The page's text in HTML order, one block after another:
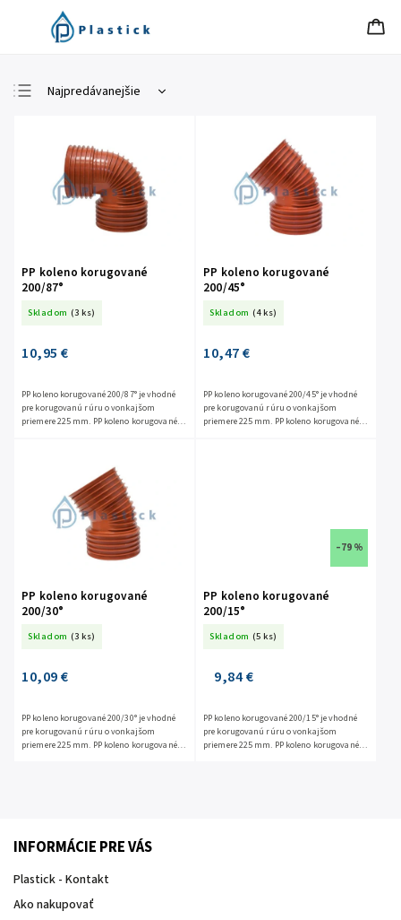
Najpredávanejšie
Najdrahšie
Abecedne
PP koleno korugované
200/87°
Skladom (3 ks)
10,95 €
PP koleno korugované 200/87° je vhodné
pre korugovanú rúru o vonkajšom
priemere 225 mm. PP koleno korugované
PP koleno korugované
200/45°
Skladom (4 ks)
10,47 €
PP koleno korugované 200/45° je vhodné
pre korugovanú rúru o vonkajšom
priemere 225 mm. PP koleno korugované
PP koleno korugované
200/30°
Skladom (3 ks)
10,09 €
PP koleno korugované 200/30° je vhodné
pre korugovanú rúru o vonkajšom
priemere 225 mm. PP koleno korugované
–79 %
PP koleno korugované
200/15°
Skladom (5 ks)
9,84 €
PP koleno korugované 200/15° je vhodné
pre korugovanú rúru o vonkajšom
priemere 225 mm. PP koleno korugované
INFORMÁCIE PRE VÁS
Plastick - Kontakt
Ako nakupovať